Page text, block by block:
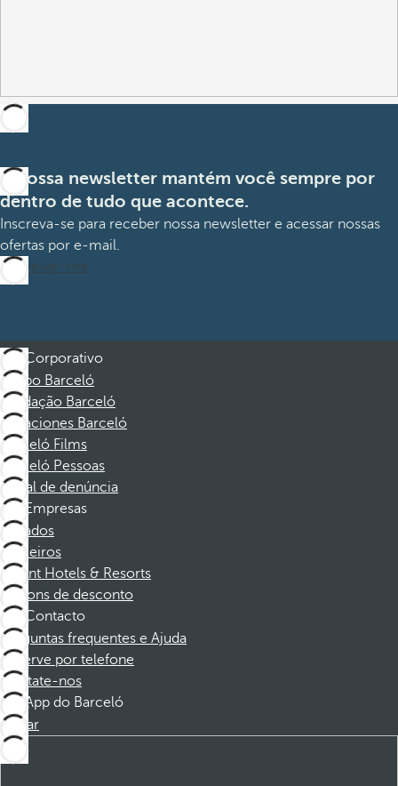
A nossa newsletter mantém você sempre por
dentro de tudo que acontece.
Inscreva-se para receber nossa newsletter e acessar nossas
ofertas por e-mail.
Inscrever-me
Corporativo
Grupo Barceló
Fundação Barceló
Vacaciones Barceló
Barceló Films
Barceló Pessoas
Canal de denúncia
Empresas
Afiliados
Parceiros
Dorint Hotels & Resorts
Cupons de desconto
Contacto
Perguntas frequentes e Ajuda
Reserve por telefone
Contate-nos
App do Barceló
Baixar